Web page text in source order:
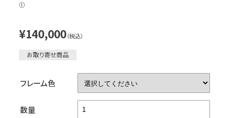
①
¥140,000（税込）
お取り寄せ商品
フレーム色
数量